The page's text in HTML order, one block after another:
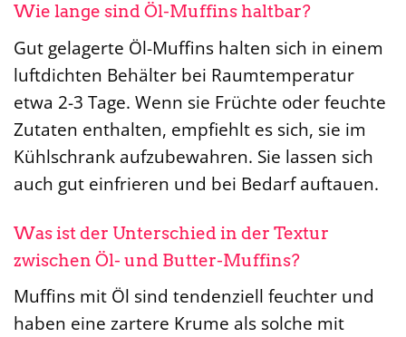
Wie lange sind Öl-Muffins haltbar?
Gut gelagerte Öl-Muffins halten sich in einem
luftdichten Behälter bei Raumtemperatur
etwa 2-3 Tage. Wenn sie Früchte oder feuchte
Zutaten enthalten, empfiehlt es sich, sie im
Kühlschrank aufzubewahren. Sie lassen sich
auch gut einfrieren und bei Bedarf auftauen.
Was ist der Unterschied in der Textur
zwischen Öl- und Butter-Muffins?
Muffins mit Öl sind tendenziell feuchter und
haben eine zartere Krume als solche mit